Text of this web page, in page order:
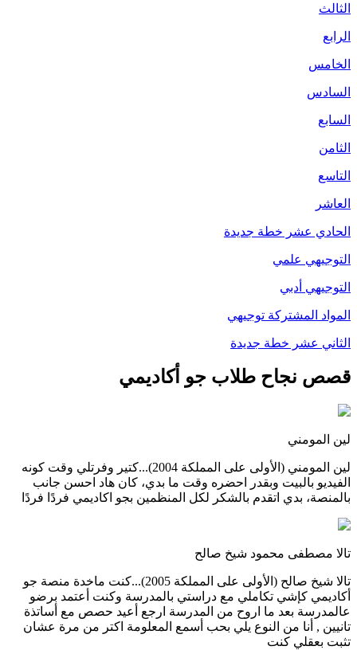
الثالث
الرابع
الخامس
السادس
السابع
الثامن
التاسع
العاشر
الحادي عشر خطة جديدة
التوجيهي علمي
التوجيهي أدبي
المواد المشتركة توجيهي
الثاني عشر خطة جديدة
قصص نجاح طلاب جو أكاديمي
لين المومني
لين المومني (الأولى على المملكة 2004)...كتير وفرتلي وقت كونه
الفيديو بالبيت وبقدر احضره وقت ما بدي، كان هاد احسن جانب
بالمنصة، بدي اتقدم بالشكر لكل المنظمين بجو اكاديمي فردًا فردًا
تالا مصطفى محمود شيخ صالح
تالا شيخ صالح (الأولى على المملكة 2005)...كنت ماخدة منصة جو
أكاديمي كإشي تكاملي مع دراستي بالمدرسة وكنت أعتمد برضو
عالمدرسة بعد ما اروح من المدرسة ارجع أعيد حصص مع أساتذة
تانيين , أنا من النوع يلي بحب أسمع المعلومة اكتر من مرة عشان
تثبت بعقلي كنت